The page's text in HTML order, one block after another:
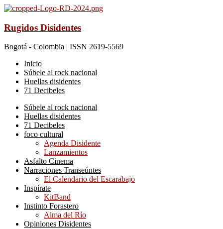
Rugidos Disidentes
Bogotá - Colombia | ISSN 2619-5569
Inicio
Súbele al rock nacional
Huellas disidentes
71 Decibeles
Súbele al rock nacional
Huellas disidentes
71 Decibeles
foco cultural
Agenda Disidente
Lanzamientos
Asfalto Cinema
Narraciones Transeúntes
El Calendario del Escarabajo
Inspírate
KitBand
Instinto Forastero
Alma del Río
Opiniones Disidentes